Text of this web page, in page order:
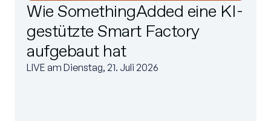
Wie SomethingAdded eine KI-
gestützte Smart Factory
aufgebaut hat
LIVE am Dienstag, 21. Juli 2026